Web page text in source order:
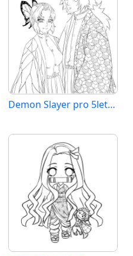
Demon Slayer pro 5leté Děti